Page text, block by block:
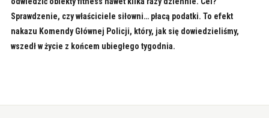
Sprawdzenie, czy właściciele siłowni… płacą podatki. To efekt
nakazu Komendy Głównej Policji, który, jak się dowiedzieliśmy,
wszedł w życie z końcem ubiegłego tygodnia.